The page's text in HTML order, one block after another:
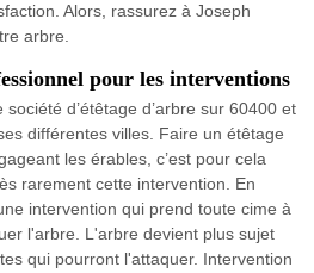
Alors, rassurez à Joseph
arbre.
pour les interventions
d’étêtage d’arbre sur 60400 et
différentes villes. Faire un étêtage
les érables, c’est pour cela
rarement cette intervention. En
intervention qui prend toute cime à
l'arbre. L'arbre devient plus sujet
qui pourront l'attaquer. Intervention